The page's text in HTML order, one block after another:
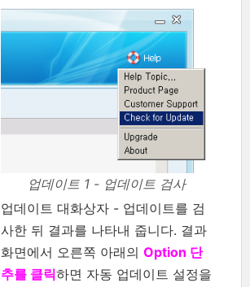
업데이트 1 - 업데이트 검사
업데이트 대화상자 - 업데이트를 검
사한 뒤 결과를 나타내 줍니다. 결과
화면에서 오른쪽 아래의 Option 단
추를 클릭하면 자동 업데이트 설정을